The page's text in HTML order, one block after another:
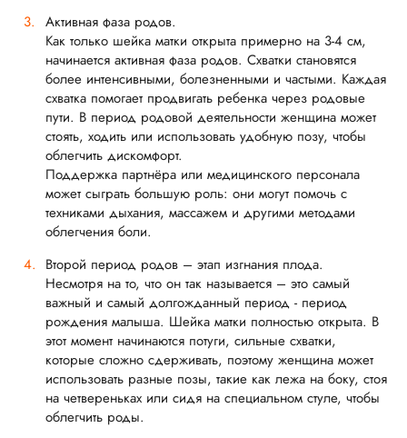
Активная фаза родов.
Как только шейка матки открыта примерно на 3-4 см,
начинается активная фаза родов. Схватки становятся
более интенсивными, болезненными и частыми. Каждая
схватка помогает продвигать ребенка через родовые
пути. В период родовой деятельности женщина может
стоять, ходить или использовать удобную позу, чтобы
облегчить дискомфорт.
Поддержка партнёра или медицинского персонала
может сыграть большую роль: они могут помочь с
техниками дыхания, массажем и другими методами
облегчения боли.
Второй период родов – этап изгнания плода.
Несмотря на то, что он так называется – это самый
важный и самый долгожданный период - период
рождения малыша. Шейка матки полностью открыта. В
этот момент начинаются потуги, сильные схватки,
которые сложно сдерживать, поэтому женщина может
использовать разные позы, такие как лежа на боку, стоя
на четвереньках или сидя на специальном стуле, чтобы
облегчить роды.